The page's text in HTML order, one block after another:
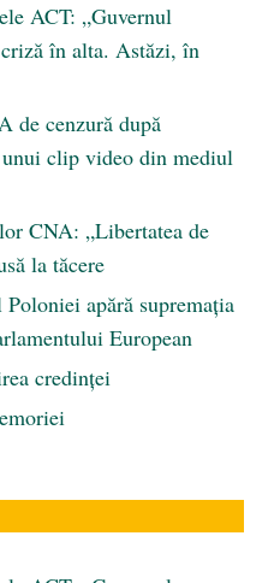
ACT: „Guvernul
în alta. Astăzi, în
de cenzură după
clip video din mediul
CNA: „Libertatea de
la tăcere
apără supremația
European
credinţei